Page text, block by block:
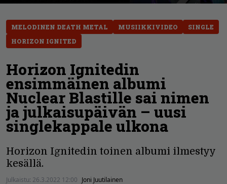
MELODINEN DEATH METAL MUSIIKKIVIDEO
SINGLE
HORIZON IGNITED
Horizon Ignitedin
ensimmäinen albumi
Nuclear Blastille sai nimen
ja julkaisupäivän – uusi
singlekappale ulkona
Horizon Ignitedin toinen albumi ilmestyy
kesällä.
Julkaistu: 26.3.2022 12:00 Joni Juutilainen